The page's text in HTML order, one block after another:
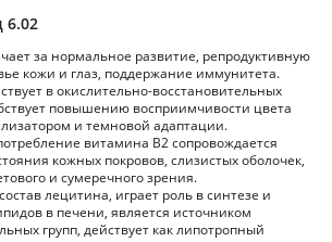
6.02
за нормальное развитие, репродуктивную
кожи и глаз, поддержание иммунитета.
в окислительно-восстановительных
повышению восприимчивости цвета
и темновой адаптации.
витамина В2 сопровождается
кожных покровов, слизистых оболочек,
и сумеречного зрения.
лецитина, играет роль в синтезе и
в печени, является источником
групп, действует как липотропный